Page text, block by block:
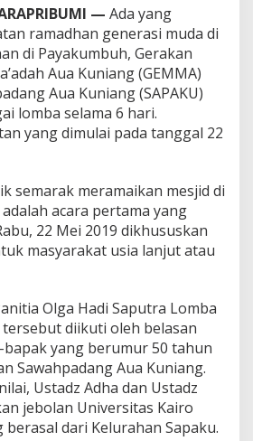
a
a
i
L
o
m
b
a
T
Q
L
a
n
a
J
a
d
i
P
e
m
b
— Ada yang
ramadhan generasi muda di
di Payakumbuh, Gerakan
Aua Kuniang (GEMMA)
Aua Kuniang (SAPAKU)
lomba selama 6 hari.
yang dimulai pada tanggal 22
semarak meramaikan mesjid di
acara pertama yang
22 Mei 2019 dikhususkan
masyarakat usia lanjut atau
Olga Hadi Saputra Lomba
diikuti oleh belasan
yang berumur 50 tahun
Sawahpadang Aua Kuniang.
Ustadz Adha dan Ustadz
jebolan Universitas Kairo
dari Kelurahan Sapaku.